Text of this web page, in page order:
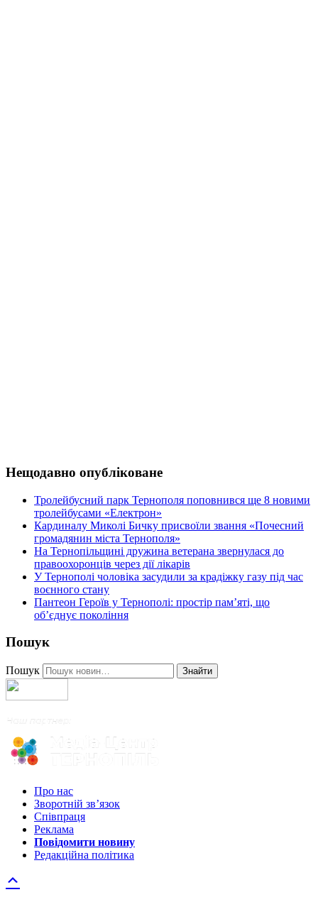
Нещодавно опубліковане
Тролейбусний парк Тернополя поповнився ще 8 новими
тролейбусами «Електрон»
Кардиналу Миколі Бичку присвоїли звання «Почесний
громадянин міста Тернополя»
На Тернопільщині дружина ветерана звернулася до
правоохоронців через дії лікарів
У Тернополі чоловіка засудили за крадіжку газу під час
воєнного стану
Пантеон Героїв у Тернополі: простір пам’яті, що
об’єднує покоління
Пошук
Пошук Знайти
Про нас
Зворотній зв’язок
Співпраця
Реклама
Повідомити новину
Редакційна політика